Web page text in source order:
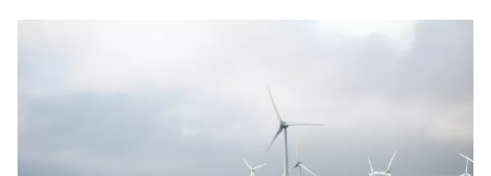
VTV Money VTV Thể thao
Bất động sản